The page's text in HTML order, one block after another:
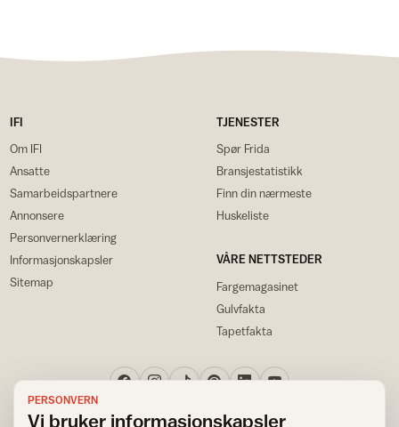
IFI
Om IFI
Ansatte
Samarbeidspartnere
Annonsere
Personvernerklæring
Informasjonskapsler
Sitemap
TJENESTER
Spør Frida
Bransjestatistikk
Finn din nærmeste
Huskeliste
VÅRE NETTSTEDER
Fargemagasinet
Gulvfakta
Tapetfakta
PERSONVERN
Vi bruker informasjonskapsler